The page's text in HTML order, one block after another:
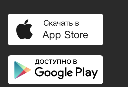
Балкон
Холодильник
Телевизор
Кондиционер